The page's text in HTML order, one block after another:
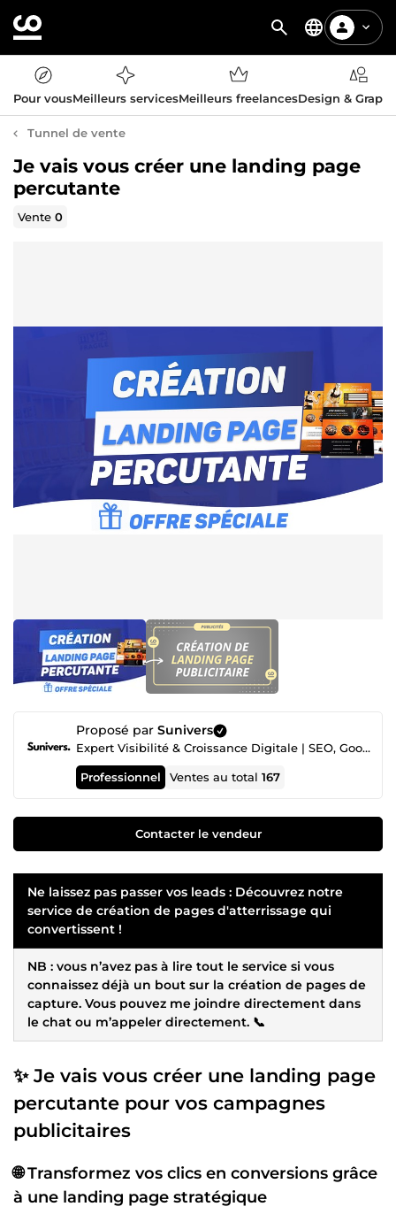
Pour vousMeilleurs servicesMeilleurs freelancesDesign &
Tunnel de vente
Je vais vous créer une landing page
percutante
Vente0
Proposé par Sunivers
Expert Visibilité & Croissance Digitale | SEO, Google Ads, Développement Web & Solutions IA
Professionnel Ventes au total167
Contacter le vendeur
Ne laissez pas passer vos leads : Découvrez notre
service de création de pages d'atterrissage qui
convertissent !
NB : vous n’avez pas à lire tout le service si vous
connaissez déjà un bout sur la création de pages de
capture. Vous pouvez me joindre directement dans
le chat ou m’appeler directement. 📞
✨ Je vais vous créer une landing page
percutante pour vos campagnes
publicitaires
🌐 Transformez vos clics en conversions grâce
à une landing page stratégique